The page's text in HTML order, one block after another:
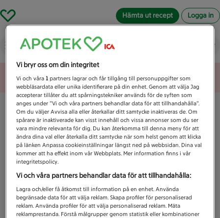
Hämta ut recept Logga in
Vad letar du efter idag?
Unknown error
Vi bryr oss om din integritet
Vi och våra1 partners lagrar och får tillgång till personuppgifter som
webbläsardata eller unika identifierare på din enhet. Genom att välja Jag
accepterar tillåter du att spårningstekniker används för de syften som
anges under ”Vi och våra partners behandlar data för att tillhandahålla”.
Om du väljer Avvisa alla eller återkallar ditt samtycke inaktiveras de. Om
spårare är inaktiverade kan visst innehåll och vissa annonser som du ser
vara mindre relevanta för dig. Du kan återkomma till denna meny för att
ändra dina val eller återkalla ditt samtycke när som helst genom att klicka
på länken Anpassa cookieinställningar längst ned på webbsidan. Dina val
kommer att ha effekt inom vår Webbplats. Mer information finns i vår
integritetspolicy.
Vi och våra partners behandlar data för att tillhandahålla:
Lagra och/eller få åtkomst till information på en enhet. Använda
begränsade data för att välja reklam. Skapa profiler för personaliserad
reklam. Använda profiler för att välja personaliserad reklam. Mäta
reklamprestanda. Förstå målgrupper genom statistik eller kombinationer